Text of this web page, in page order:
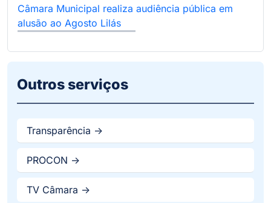
Câmara Municipal realiza audiência pública em
alusão ao Agosto Lilás
Outros serviços
Transparência ->
PROCON ->
TV Câmara ->